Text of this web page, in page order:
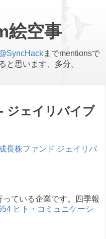
絵空事
までmentionsで
と思います、多分。
ジェイリバイブ
長株ファンド ジェイリバ
ている企業です。四季報
ヒト・コミュニケーシ